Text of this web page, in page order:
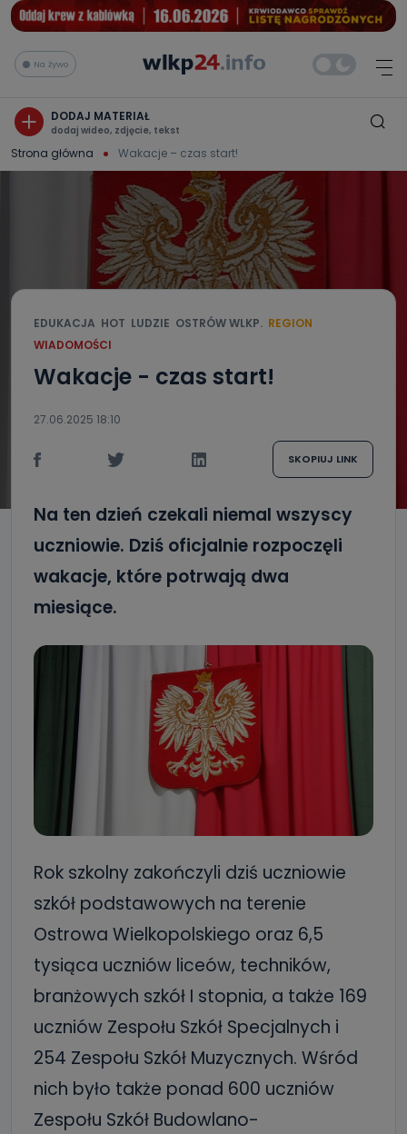
Na żywo
DODAJ MATERIAŁ
dodaj wideo, zdjęcie, tekst
Strona główna Wakacje – czas start!
EDUKACJA HOT LUDZIE OSTRÓW WLKP. REGION
WIADOMOŚCI
Wakacje - czas start!
27.06.2025 18:10
SKOPIUJ LINK
Na ten dzień czekali niemal wszyscy
uczniowie. Dziś oficjalnie rozpoczęli
wakacje, które potrwają dwa
miesiące.
Rok szkolny zakończyli dziś uczniowie
szkół podstawowych na terenie
Ostrowa Wielkopolskiego oraz 6,5
tysiąca uczniów liceów, techników,
branżowych szkół I stopnia, a także 169
uczniów Zespołu Szkół Specjalnych i
254 Zespołu Szkół Muzycznych. Wśród
nich było także ponad 600 uczniów
Zespołu Szkół Budowlano-